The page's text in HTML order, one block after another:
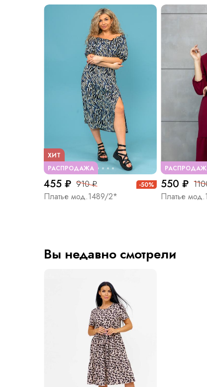
РАСПРОДАЖА
ХИТ
455 ₽ 910 ₽ -50%
Платье мод.1489/2*
550 ₽
Платье
Вы недавно смотрели